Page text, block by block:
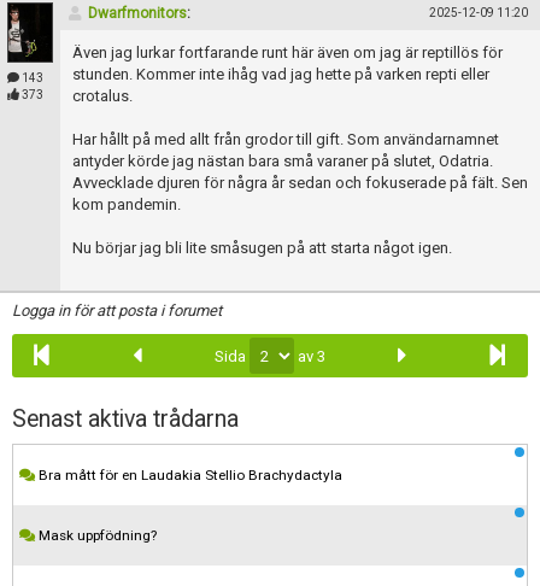
143
373
Dwarfmonitors: 2025-12-09 11:20
Även jag lurkar fortfarande runt här även om jag är reptillös för
stunden. Kommer inte ihåg vad jag hette på varken repti eller
crotalus.
Har hållt på med allt från grodor till gift. Som användarnamnet
antyder körde jag nästan bara små varaner på slutet, Odatria.
Avvecklade djuren för några år sedan och fokuserade på fält. Sen
kom pandemin.
Nu börjar jag bli lite småsugen på att starta något igen.
Logga in för att posta i forumet
Sida av 3
Senast aktiva trådarna
Bra mått för en Laudakia Stellio Brachydactyla
Mask uppfödning?